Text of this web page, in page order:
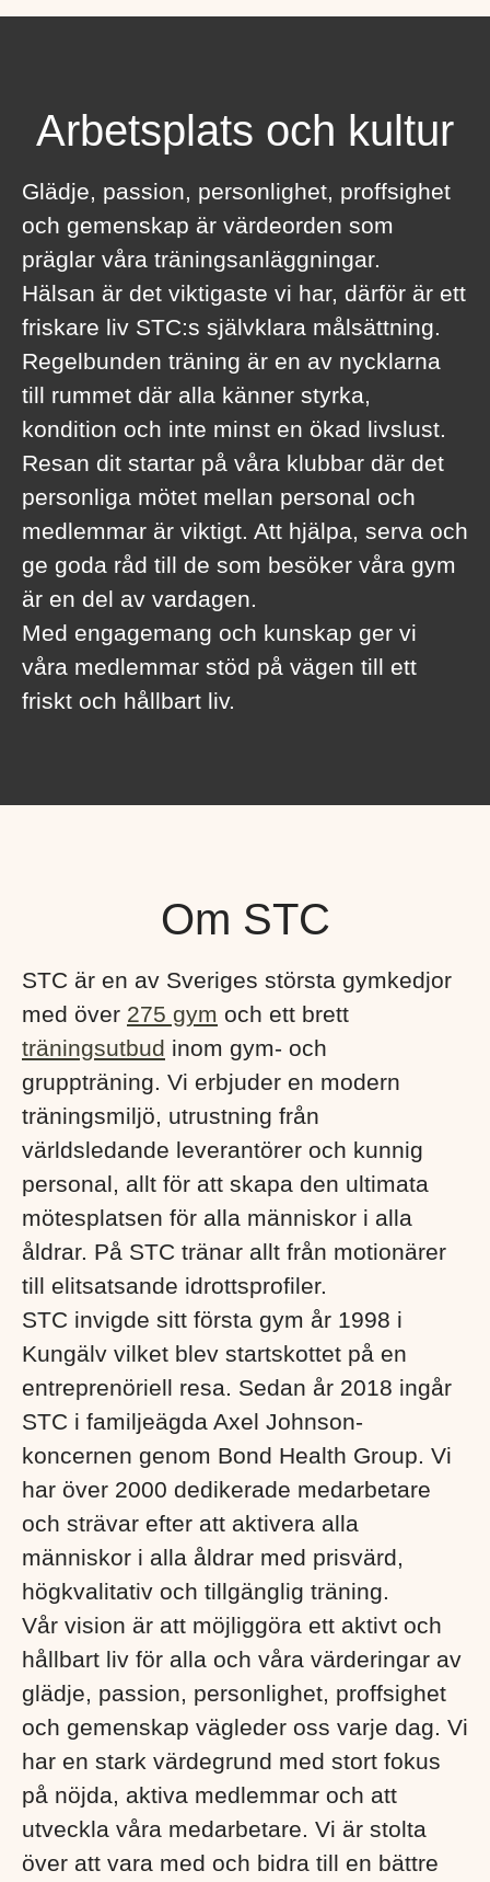
Arbetsplats och kultur
Glädje, passion, personlighet, proffsighet
och gemenskap är värdeorden som
präglar våra träningsanläggningar.
Hälsan är det viktigaste vi har, därför är ett
friskare liv STC:s självklara målsättning.
Regelbunden träning är en av nycklarna
till rummet där alla känner styrka,
kondition och inte minst en ökad livslust.
Resan dit startar på våra klubbar där det
personliga mötet mellan personal och
medlemmar är viktigt. Att hjälpa, serva och
ge goda råd till de som besöker våra gym
är en del av vardagen.
Med engagemang och kunskap ger vi
våra medlemmar stöd på vägen till ett
friskt och hållbart liv.
Om STC
STC är en av Sveriges största gymkedjor
med över 275 gym och ett brett
träningsutbud inom gym- och
gruppträning. Vi erbjuder en modern
träningsmiljö, utrustning från
världsledande leverantörer och kunnig
personal, allt för att skapa den ultimata
mötesplatsen för alla människor i alla
åldrar. På STC tränar allt från motionärer
till elitsatsande idrottsprofiler.
STC invigde sitt första gym år 1998 i
Kungälv vilket blev startskottet på en
entreprenöriell resa. Sedan år 2018 ingår
STC i familjeägda Axel Johnson-
koncernen genom Bond Health Group. Vi
har över 2000 dedikerade medarbetare
och strävar efter att aktivera alla
människor i alla åldrar med prisvärd,
högkvalitativ och tillgänglig träning.
Vår vision är att möjliggöra ett aktivt och
hållbart liv för alla och våra värderingar av
glädje, passion, personlighet, proffsighet
och gemenskap vägleder oss varje dag. Vi
har en stark värdegrund med stort fokus
på nöjda, aktiva medlemmar och att
utveckla våra medarbetare. Vi är stolta
över att vara med och bidra till en bättre